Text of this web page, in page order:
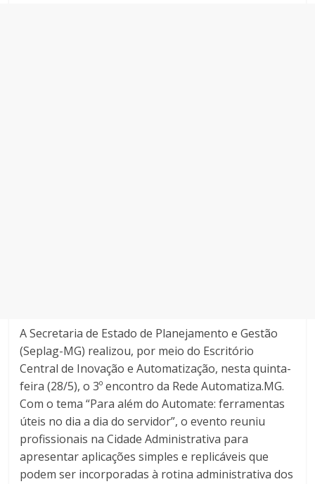
A Secretaria de Estado de Planejamento e Gestão
(Seplag-MG) realizou, por meio do Escritório
Central de Inovação e Automatização, nesta quinta-
feira (28/5), o 3º encontro da Rede Automatiza.MG.
Com o tema “Para além do Automate: ferramentas
úteis no dia a dia do servidor”, o evento reuniu
profissionais na Cidade Administrativa para
apresentar aplicações simples e replicáveis que
podem ser incorporadas à rotina administrativa dos